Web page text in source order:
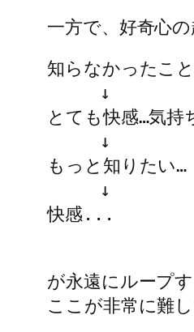
一方で、好奇心
知らなかったこ
     ↓
とても快感…気持
     ↓
もっと知りたい…
     ↓
快感...
が永遠にループ
ここが非常に難